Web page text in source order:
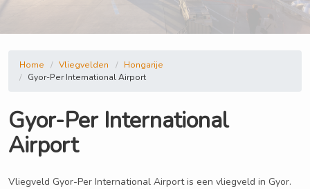
Home Vliegvelden
Hongarije
Gyor-Per International Airport
Gyor-Per International
Airport
Vliegveld Gyor-Per International Airport is een vliegveld in Gyor.